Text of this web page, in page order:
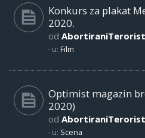
Konkurs za plakat
2020.
od
- u: Film
Optimist magazin
2020)
od
- u: Scena